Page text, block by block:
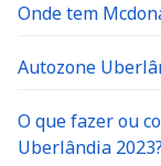
Onde tem
Autozone
O que fazer ou
Uberlândia 2023?